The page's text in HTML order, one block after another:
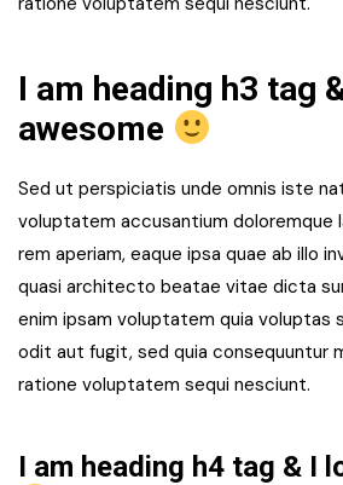
I am heading h3 tag
awesome
Sed ut perspiciatis unde omnis iste
voluptatem accusantium doloremque
rem aperiam, eaque ipsa quae ab illo
quasi architecto beatae vitae dicta
enim ipsam voluptatem quia voluptas
odit aut fugit, sed quia consequuntur
ratione voluptatem sequi nesciunt.
I am heading h4 tag & I